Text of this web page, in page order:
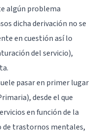
algún problema
dicha derivación no se
en cuestión así lo
del servicio),
pasar en primer lugar
desde el que
en función de la
de trastornos mentales,